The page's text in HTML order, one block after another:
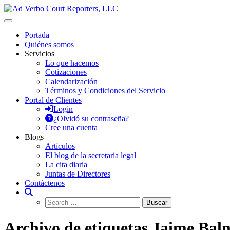
Saltar
al
Ad Verbo Court Reporters, LLC
reuniones y asambleas.
Portada
Quiénes somos
Servicios
Lo que hacemos
Cotizaciones
Calendarización
Términos y Condiciones del Servicio
Portal de Clientes
Login
¿Olvidó su contraseña?
Cree una cuenta
Blogs
Artículos
El blog de la secretaria legal
La cita diaria
Juntas de Directores
Contáctenos